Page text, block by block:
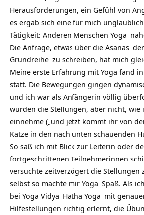
Herausforderungen, ein Gefühl von
es ergab sich eine für mich
Tätigkeit: Anderen Menschen Yoga
Die Anfrage, etwas über die Asanas der
Grundreihe zu schreiben, hat mich
Meine erste Erfahrung mit Yoga fand
statt. Die Bewegungen gingen
und ich war als Anfängerin völlig
wurden die Stellungen, aber nicht, wie
einnehme („und jetzt kommt ihr von
Katze in den nach unten schauenden
So saß ich mit Blick zur Leiterin oder
fortgeschrittenen Teilnehmerinnen
versuchte zeitverzögert die Stellungen
selbst so machte mir Yoga Spaß. Als
bei Yoga Vidya Hatha Yoga mit
Hilfestellungen richtig erlernt, die